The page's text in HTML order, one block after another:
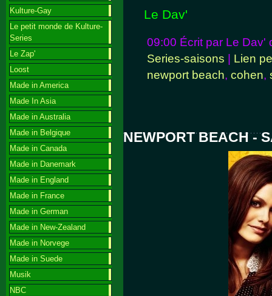
Kulture-Gay
Le petit monde de Kulture-
Series
Le Zap'
Loost
Made in America
Made In Asia
Made in Australia
Made in Belgique
Made in Canada
Made in Danemark
Made in England
Made in France
Made in German
Made in New-Zealand
Made in Norvege
Made in Suede
Musik
NBC
Le Dav'
09:00 Écrit par Le Dav'
Series-saisons
Lien
newport beach, cohen,
NEWPORT BEACH -